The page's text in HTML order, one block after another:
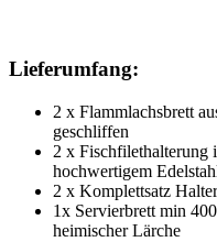
Lieferumfang:
2 x Flammlachsbrett
geschliffen
2 x Fischfilethalterung
hochwertigem
2 x Komplettsatz
1x Servierbrett min
heimischer Lärche